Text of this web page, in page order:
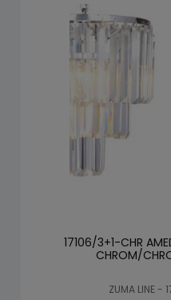
17106/3+1-CHR
CHROM/
ZUMA LINE -